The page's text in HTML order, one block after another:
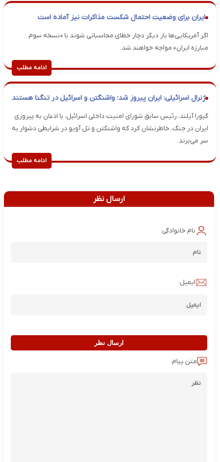
ایران برای وضعیت احتمال شکست مذاکرات نیز آماده است
اگر آمریکایی‌ها بار دیگر دچار خطای محاسباتی شوند با «نسخه سوم
مبارزه ایران» مواجه خواهند شد.
ادامه مطلب
ژنرال اسرائیلی: ایران پیروز شد؛ واشنگتن و اسرائیل در تنگنا هستند
گیورا آیلند، رئیس سابق شورای امنیت داخلی اسرائیل، با اذعان به پیروزی
ایران در جنگ، خاطرنشان کرد که واشنگتن و تل آویو در شرایطی دشوار به
سر می‌برند.
ادامه مطلب
ارسال نظر
نام خانوادگی:
ایمیل:
ارسال نظر
متن پیام: